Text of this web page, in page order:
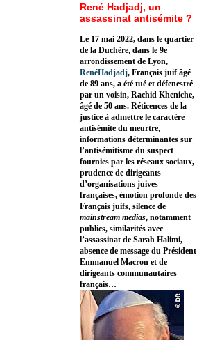
René Hadjadj, un
assassinat antisémite ?
Le 17 mai 2022, dans le quartier
de la Duchère, dans le 9e
arrondissement de Lyon,
RenéHadjadj, Français juif âgé
de 89 ans, a été tué et défenestré
par un voisin, Rachid Kheniche,
âgé de 50 ans. Réticences de la
justice à admettre le caractère
antisémite du meurtre,
informations déterminantes sur
l’antisémitisme du suspect
fournies par les réseaux sociaux,
prudence de dirigeants
d’organisations juives
françaises, émotion profonde des
Français juifs, silence de
mainstream medias, notamment
publics, similarités avec
l’assassinat de Sarah Halimi,
absence de message du Président
Emmanuel Macron et de
dirigeants communautaires
français…